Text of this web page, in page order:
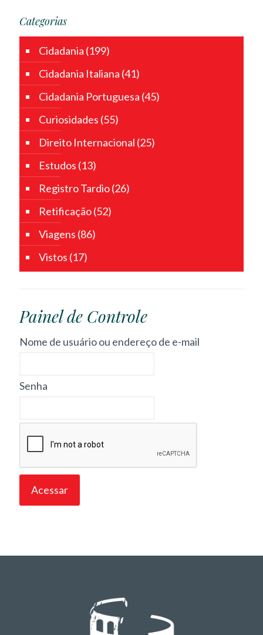
Categorias
Cidadania (199)
Cidadania Italiana (41)
Cidadania Portuguesa (45)
Curiosidades (55)
Direito Internacional (25)
Estudos (13)
Registro Tardio(26)
Retificação(52)
Viagens (86)
Vistos (17)
Painel de Controle
Nome de usuário ou endereço de e-mail
Senha